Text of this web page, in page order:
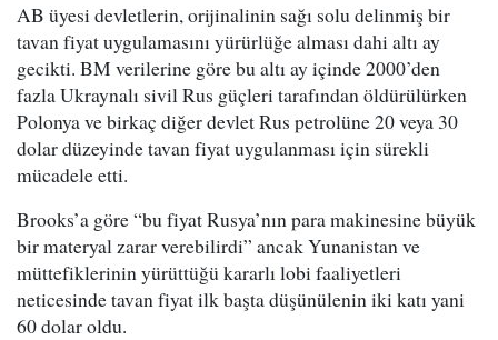
AB üyesi devletlerin, orijinalinin sağı solu delinmiş bir
tavan fiyat uygulamasını yürürlüğe alması dahi altı ay
gecikti. BM verilerine göre bu altı ay içinde 2000’den
fazla Ukraynalı sivil Rus güçleri tarafından öldürülürken
Polonya ve birkaç diğer devlet Rus petrolüne 20 veya 30
dolar düzeyinde tavan fiyat uygulanması için sürekli
mücadele etti.
Brooks’a göre “bu fiyat Rusya’nın para makinesine büyük
bir materyal zarar verebilirdi” ancak Yunanistan ve
müttefiklerinin yürüttüğü kararlı lobi faaliyetleri
neticesinde tavan fiyat ilk başta düşünülenin iki katı yani
60 dolar oldu.